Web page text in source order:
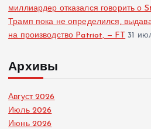
миллиардер отказался говорить о
Трамп пока не определился,
на производство Patriot, — FT 31
Архивы
Август 2026
Июль 2026
Июнь 2026